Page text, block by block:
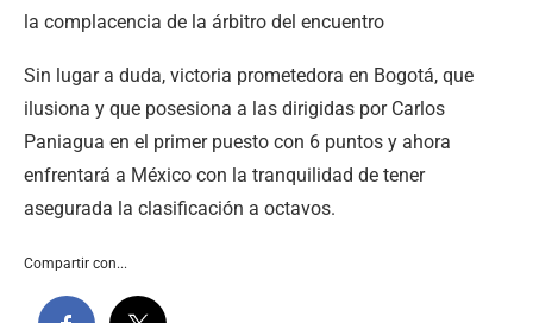
la complacencia de la árbitro del encuentro
Sin lugar a duda, victoria prometedora en Bogotá, que
ilusiona y que posesiona a las dirigidas por Carlos
Paniagua en el primer puesto con 6 puntos y ahora
enfrentará a México con la tranquilidad de tener
asegurada la clasificación a octavos.
Compartir con...